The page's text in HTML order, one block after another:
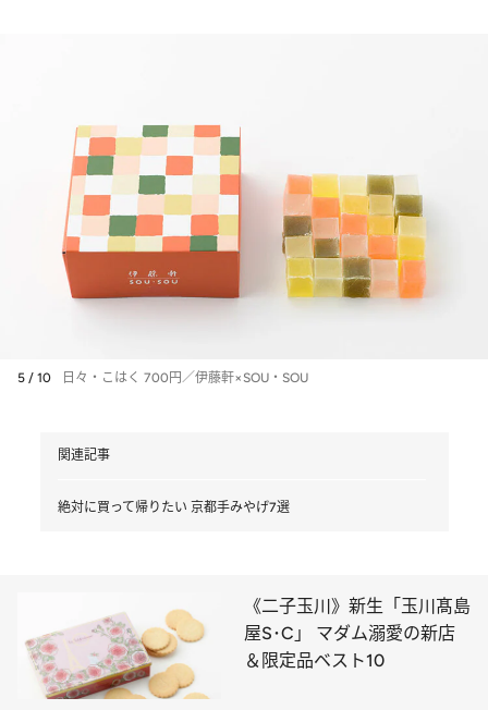
5 / 10 日々・こはく 700円／伊藤軒×SOU・SOU
関連記事
絶対に買って帰りたい 京都手みやげ7選
《二子玉川》新生「玉川髙島
屋S･C」 マダム溺愛の新店
＆限定品ベスト10